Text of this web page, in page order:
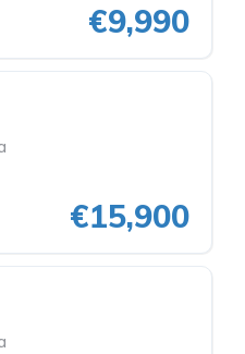
€9,990
€15,900